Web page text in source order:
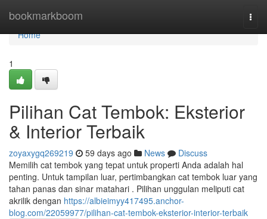
bookmarkboom
Home
Home
1
Pilihan Cat Tembok: Eksterior
& Interior Terbaik
zoyaxygq269219 59 days ago News
Discuss
Memilih cat tembok yang tepat untuk properti Anda adalah hal
penting. Untuk tampilan luar, pertimbangkan cat tembok luar yang
tahan panas dan sinar matahari . Pilihan unggulan meliputi cat
akrilik dengan https://albieimyy417495.anchor-
blog.com/22059977/pilihan-cat-tembok-eksterior-interior-terbaik